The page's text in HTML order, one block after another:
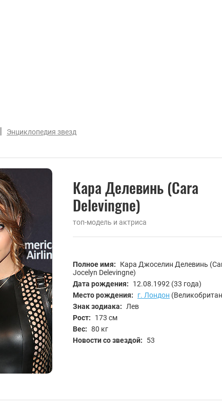
| Энциклопедия звезд
Кара Делевинь (Cara
Delevingne)
топ-модель и актриса
Полное имя:
Кара Джоселин Делевинь
Jocelyn Delevingne)
Дата рождения:
12.08.1992 (33 года)
Место рождения:
г. Лондон
Знак зодиака:
Лев
Рост:
173 см
Вес: 80 кг
Новости со звездой:
53